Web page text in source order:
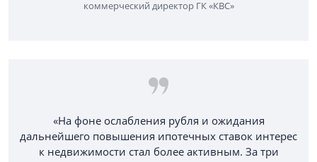
коммерческий директор ГК «КВС»
«На фоне ослабления рубля и ожидания
дальнейшего повышения ипотечных ставок интерес
к недвижимости стал более активным. За три